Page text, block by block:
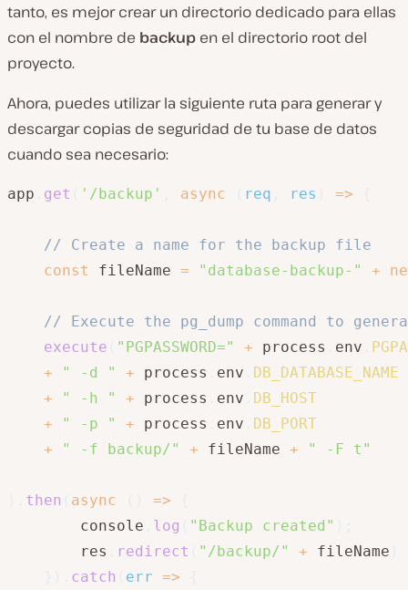
tanto, es mejor crear un directorio dedicado para ellas
con el nombre de backup en el directorio root del
proyecto.
Ahora, puedes utilizar la siguiente ruta para generar y
descargar copias de seguridad de tu base de datos
cuando sea necesario:
app get '/backup' async req res =>
// Create a name for the backup file
const
fileName = "database-backup-" +
// Execute the pg_dump command to
execute
"PGPASSWORD=" + process env
+
" -d " + process env
DB_DATABASE_NAME
+
" -h " + process env
DB_HOST
+
" -p " + process env
DB_PORT
+
" -f backup/" + fileName + " -F t"
then async =>
        console
log "Backup created"
        res
redirect "/backup/" + fileName
catch err =>